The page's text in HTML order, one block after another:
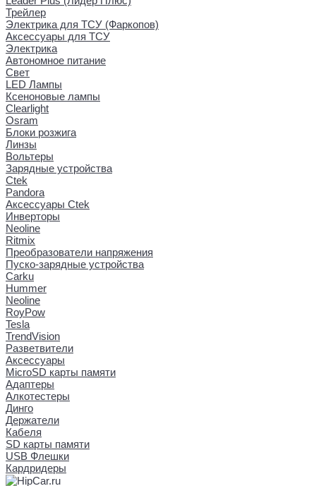
Трейлер
Электрика для ТСУ (Фаркопов)
Аксессуары для ТСУ
Электрика
Автономное питание
Свет
LED Лампы
Ксеноновые лампы
Clearlight
Osram
Блоки розжига
Линзы
Вольтеры
Зарядные устройства
Ctek
Pandora
Аксессуары Ctek
Инверторы
Neoline
Ritmix
Преобразователи напряжения
Пуско-зарядные устройства
Carku
Hummer
Neoline
RoyPow
Tesla
TrendVision
Разветвители
Аксессуары
MicroSD карты памяти
Адаптеры
Алкотестеры
Динго
Держатели
Кабеля
SD карты памяти
USB Флешки
Кардридеры